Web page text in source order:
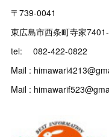
〒739-0041
東広島市西条町寺家
tel: 082-422-0822
Mail :
Mail :